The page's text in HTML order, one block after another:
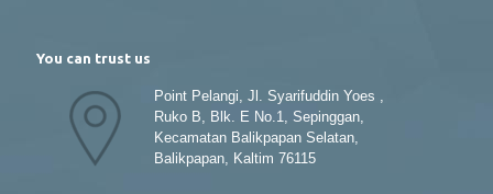
You can trust us
Point Pelangi, Jl. Syarifuddin Yoes ,
Ruko B, Blk. E No.1, Sepinggan,
Kecamatan Balikpapan Selatan,
Balikpapan, Kaltim 76115